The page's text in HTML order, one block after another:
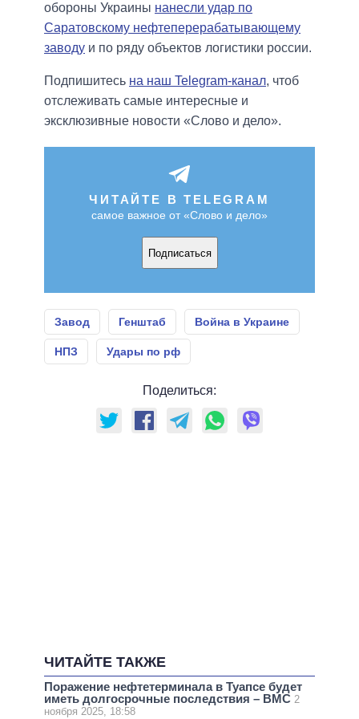
обороны Украины нанесли удар по
Саратовскому нефтеперерабатывающему
заводу и по ряду объектов логистики россии.
Подпишитесь на наш Telegram-канал, чтоб
отслеживать самые интересные и
эксклюзивные новости «Слово и дело».
ЧИТАЙТЕ В TELEGRAM
самое важное от «Слово и дело»
Подписаться
Завод Генштаб Война в Украине
НПЗ Удары по рф
Поделиться:
ЧИТАЙТЕ ТАКЖЕ
Поражение нефтетерминала в Туапсе будет
иметь долгосрочные последствия – ВМС 2
ноября 2025, 18:58